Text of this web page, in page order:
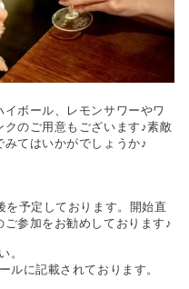
ボール、レモンサワーやワ
のご用意もございます♪素敵
てはいかがでしょうか♪
を予定しております。開始直
参加をお勧めしております♪
。
ルに記載されております。